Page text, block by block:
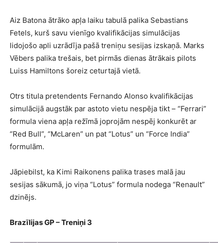
Aiz Batona ātrāko apļa laiku tabulā palika Sebastians
Fetels, kurš savu vienīgo kvalifikācijas simulācijas
lidojošo apli uzrādīja pašā treniņu sesijas izskaņā. Marks
Vēbers palika trešais, bet pirmās dienas ātrākais pilots
Luiss Hamiltons šoreiz ceturtajā vietā.
Otrs titula pretendents Fernando Alonso kvalifikācijas
simulācijā augstāk par astoto vietu nespēja tikt – “Ferrari”
formula viena apļa režīmā joprojām nespēj konkurēt ar
“Red Bull”, “McLaren” un pat “Lotus” un “Force India”
formulām.
Jāpiebilst, ka Kimi Raikonens palika trases malā jau
sesijas sākumā, jo viņa “Lotus” formula nodega “Renault”
dzinējs.
Brazīlijas GP – Treniņi 3